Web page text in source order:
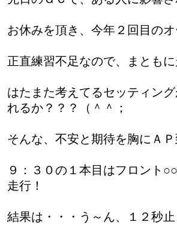
お休みを頂き、今年２回目のオ
正直練習不足なので、まとも
はたまた考えてるセッティン
れるか？？？（＾＾；
そんな、不安と期待を胸にＡＰ
９：３０の１本目はフロント
走行！
結果は・・・う～ん、１２秒止